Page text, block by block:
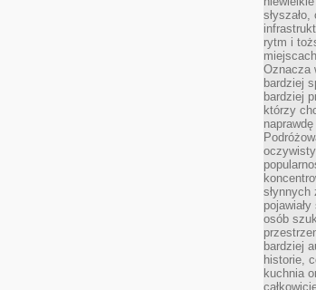
rytm i
Oznacza
bardziej
bardziej
którzy
osób
bardziej
historie,
kuchnia